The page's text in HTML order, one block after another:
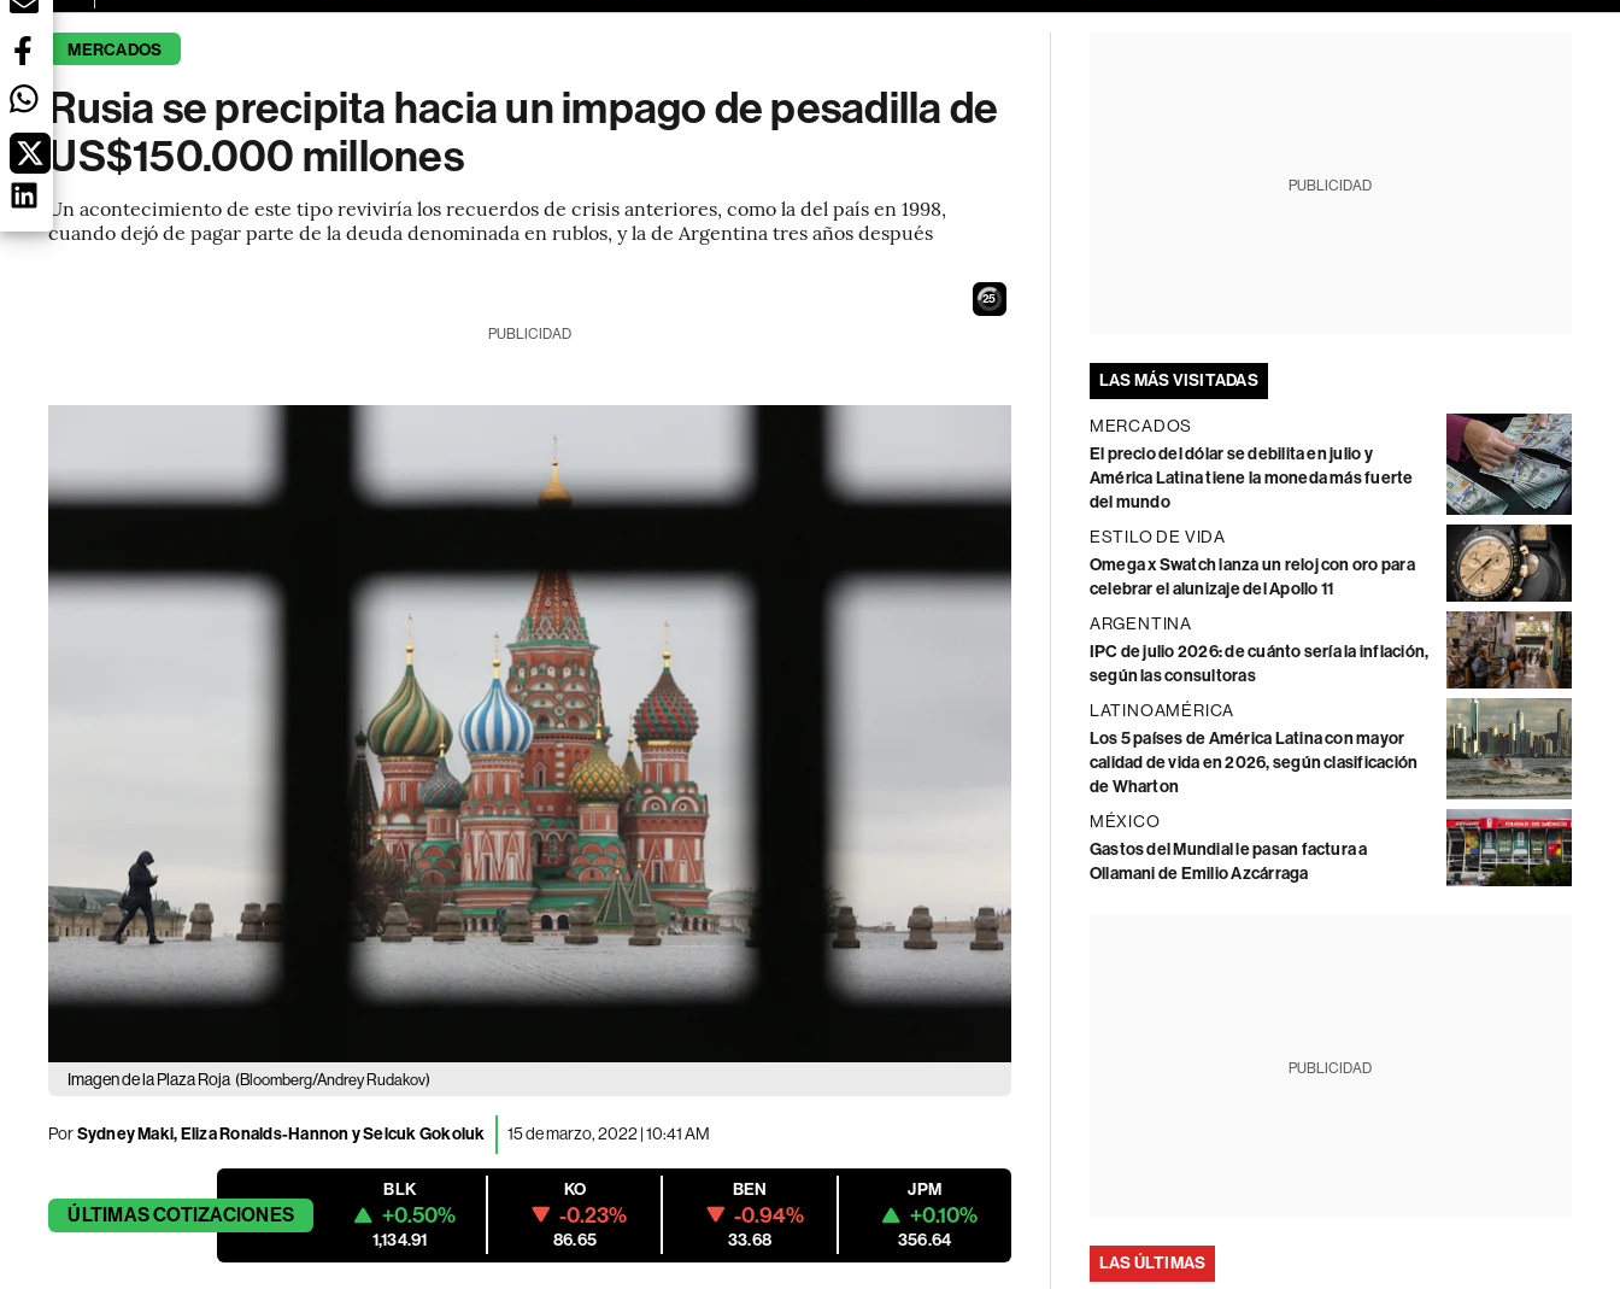
MERCADOS
Rusia se precipita hacia un impago de pesadilla de
US$150.000 millones
Un acontecimiento de este tipo reviviría los recuerdos de crisis anteriores, como la del país en 1998,
cuando dejó de pagar parte de la deuda denominada en rublos, y la de Argentina tres años después
24
PUBLICIDAD
Imagen de la Plaza Roja (Bloomberg/Andrey Rudakov)
PorSydney Maki, Eliza Ronalds-Hannon y Selcuk Gokoluk 15 de marzo, 2022 | 10:41 AM
ÚLTIMASCOTIZACIONES
BLK
+0.50%
1,134.91
KO
-0.23%
86.65
BEN
-0.94%
33.68
JPM
+0.10%
356.64
PUBLICIDAD
LAS MÁS VISITADAS
MERCADOS
El precio del dólar se debilita en julio y
América Latina tiene la moneda más fuerte
del mundo
ESTILO DE VIDA
Omega x Swatch lanza un reloj con oro para
celebrar el alunizaje del Apollo 11
ARGENTINA
IPC de julio 2026: de cuánto sería la inflación,
según las consultoras
LATINOAMÉRICA
Los 5 países de América Latina con mayor
calidad de vida en 2026, según clasificación
de Wharton
MÉXICO
Gastos del Mundial le pasan factura a
Ollamani de Emilio Azcárraga
PUBLICIDAD
LAS ÚLTIMAS